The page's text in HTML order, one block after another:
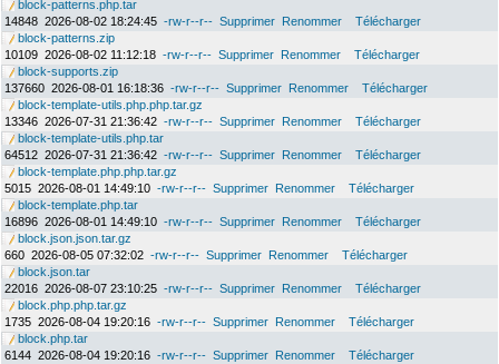
block-patterns.php.tar
14848 2026-08-02 18:24:45 -rw-r--r-- Supprimer Renommer
Télécharger
block-patterns.zip
10109 2026-08-02 11:12:18 -rw-r--r-- Supprimer Renommer
Télécharger
block-supports.zip
137660 2026-08-01 16:18:36 -rw-r--r-- Supprimer Renommer
Télécharger
block-template-utils.php.php.tar.gz
13346 2026-07-31 21:36:42 -rw-r--r-- Supprimer Renommer
Télécharger
block-template-utils.php.tar
64512 2026-07-31 21:36:42 -rw-r--r-- Supprimer Renommer
Télécharger
block-template.php.php.tar.gz
5015 2026-08-01 14:49:10 -rw-r--r-- Supprimer Renommer
Télécharger
block-template.php.tar
16896 2026-08-01 14:49:10 -rw-r--r-- Supprimer Renommer
Télécharger
block.json.json.tar.gz
660 2026-08-05 07:32:02 -rw-r--r-- Supprimer Renommer
Télécharger
block.json.tar
22016 2026-08-07 23:10:25 -rw-r--r-- Supprimer Renommer
Télécharger
block.php.php.tar.gz
1735 2026-08-04 19:20:16 -rw-r--r-- Supprimer Renommer
Télécharger
block.php.tar
6144 2026-08-04 19:20:16 -rw-r--r-- Supprimer Renommer
Télécharger